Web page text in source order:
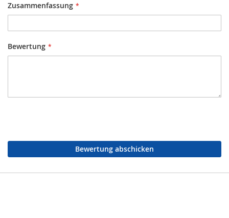
Zusammenfassung
Bewertung
Bewertung abschicken